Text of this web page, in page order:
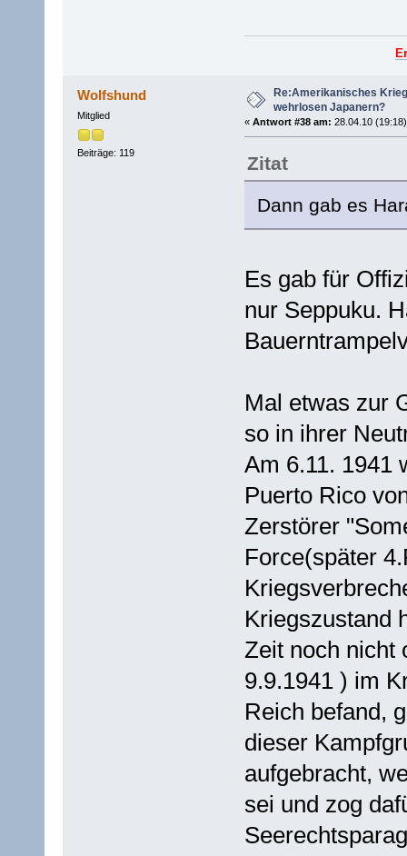
Wolfshund
Mitglied
Beiträge: 119
Re:Amerikanisches
wehrlosen Japanern?
« Antwort #38 am: 28.04.10
Zitat
Dann gab es
Es gab für
nur Seppuku.
Mal etwas zur
so in ihrer
Am 6.11. 1941
Puerto Rico
Zerstörer
Force(später
Kriegszustand
Zeit noch nicht
9.9.1941 ) im
Reich befand,
dieser
aufgebracht,
sei und zog